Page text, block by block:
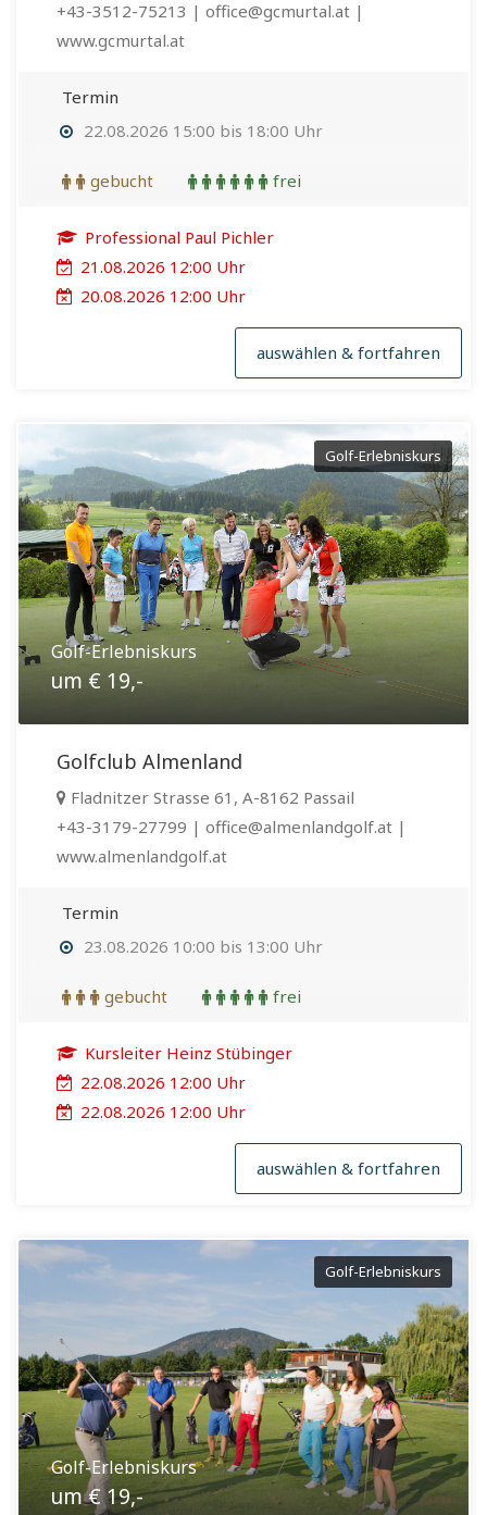
+43-3512-75213 | office@gcmurtal.at |
www.gcmurtal.at
Termin
22.08.2026 15:00 bis 18:00 Uhr
gebucht frei
Professional Paul Pichler
21.08.2026 12:00 Uhr
20.08.2026 12:00 Uhr
auswählen & fortfahren
Golf-Erlebniskurs
Golf-Erlebniskurs
um € 19,-
Golfclub Almenland
Fladnitzer Strasse 61, A-8162 Passail
+43-3179-27799 | office@almenlandgolf.at |
www.almenlandgolf.at
Termin
23.08.2026 10:00 bis 13:00 Uhr
gebucht frei
Kursleiter Heinz Stübinger
22.08.2026 12:00 Uhr
22.08.2026 12:00 Uhr
auswählen & fortfahren
Golf-Erlebniskurs
Golf-Erlebniskurs
um € 19,-